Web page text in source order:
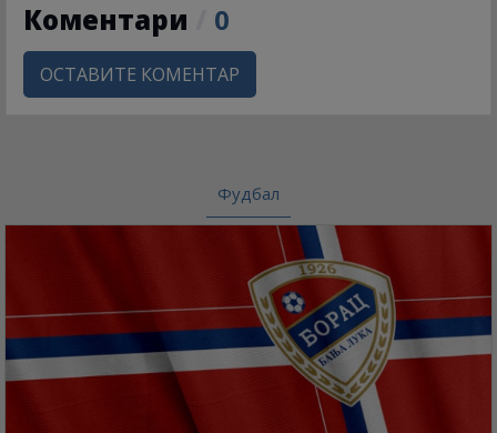
Коментари 0
ОСТАВИТЕ КОМЕНТАР
Фудбал